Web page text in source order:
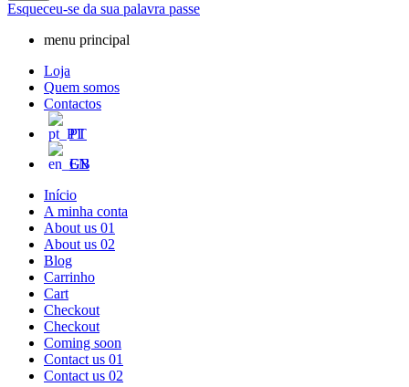
Esqueceu-se da sua palavra passe
menu principal
Loja
Quem somos
Contactos
PT
EN
Início
A minha conta
About us 01
About us 02
Blog
Carrinho
Cart
Checkout
Checkout
Coming soon
Contact us 01
Contact us 02